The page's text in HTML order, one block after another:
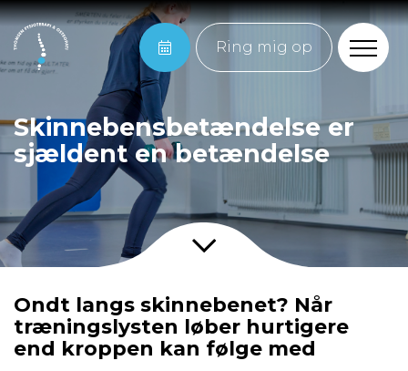
Ring mig op
Skinnebensbetændelse er
sjældent en betændelse
Ondt langs skinnebenet? Når
træningslysten løber hurtigere
end kroppen kan følge med